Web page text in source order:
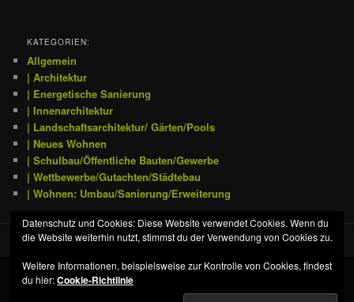
KATEGORIEN:
Allgemein
| Architektur
| Energetische Sanierung
| Innenarchitektur
| Landschaftsarchitektur/ Gärten/Pools
| Neues Wohnen
| Schulbau/Öffentliche Bauten/Gewerbe
| Wettbewerbe/Gutachten/Städtebau
| Wohnen: Umbau/Sanierung/Erweiterung
Datenschutz
Datenschutz und Cookies: Diese Website verwendet Cookies. Wenn du
die Website weiterhin nutzt, stimmst du der Verwendung von Cookies zu.
Weitere Informationen, beispielsweise zur Kontrolle von Cookies, findest
du hier:Cookie-Richtlinie